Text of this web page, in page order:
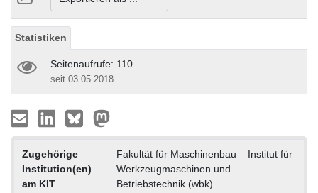
Statistiken
Seitenaufrufe: 110
seit 03.05.2018
Zugehörige
Institution(en)
am KIT
Fakultät für Maschinenbau – Institut für
Werkzeugmaschinen und
Betriebstechnik (wbk)